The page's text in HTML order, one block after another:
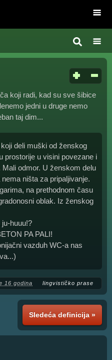
koji radi, kad su sve šibice
jedni u druge nemo
taj dim...
deli muški od ženskog
prostorije u visini povezane i
odmor. U ženskom delu
ništa za pripaljivanje.
na prethodnom času
oblak. Iz ženskog
huuu!?
PA PALI!
vazduh WC-a nas
16 godina lingvističko prase
Sledeća definicija »